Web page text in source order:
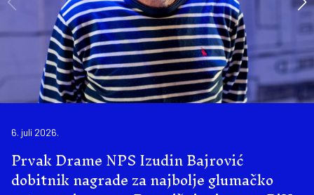
6. juli 2026.
Prvak Drame NPS Izudin Bajrović
dobitnik nagrade za najbolje glumačko